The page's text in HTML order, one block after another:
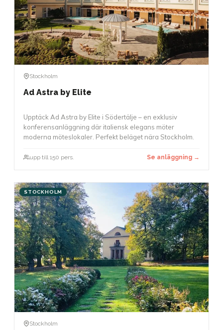
Stockholm
Ad Astra by Elite
Upptäck Ad Astra by Elite i Södertälje – en exklusiv
konferensanläggning där italiensk elegans möter
moderna möteslokaler. Perfekt beläget nära Stockholm.
upp till 150 pers. Se anläggning →
STOCKHOLM
Stockholm